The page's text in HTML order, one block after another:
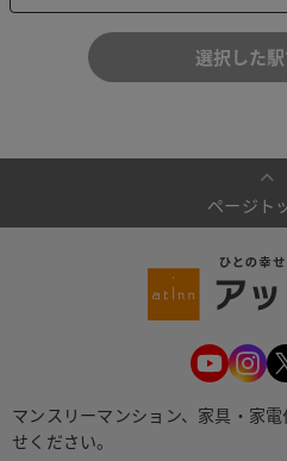
ページト
マンスリーマンション、家具・家
せください。